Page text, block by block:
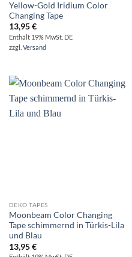
Yellow-Gold Iridium Color
Changing Tape
13,95€
Enthält 19% MwSt. DE
zzgl. Versand
DEKO TAPES
Moonbeam Color Changing
Tape schimmernd in Türkis-Lila
und Blau
13,95€